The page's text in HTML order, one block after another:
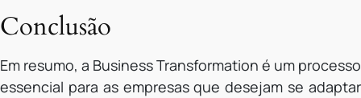
Conclusão
Em resumo, a Business Transformation é um processo
essencial para as empresas que desejam se adaptar